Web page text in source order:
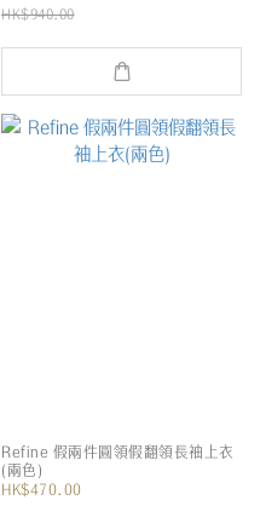
HK$940.00
Refine 假兩件圓領假翻領長袖上衣
(兩色)
HK$470.00